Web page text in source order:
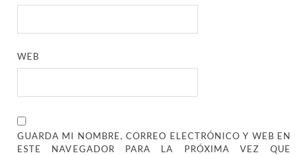
WEB
GUARDA MI NOMBRE, CORREO ELECTRÓNICO Y WEB EN
ESTE NAVEGADOR PARA LA PRÓXIMA VEZ QUE